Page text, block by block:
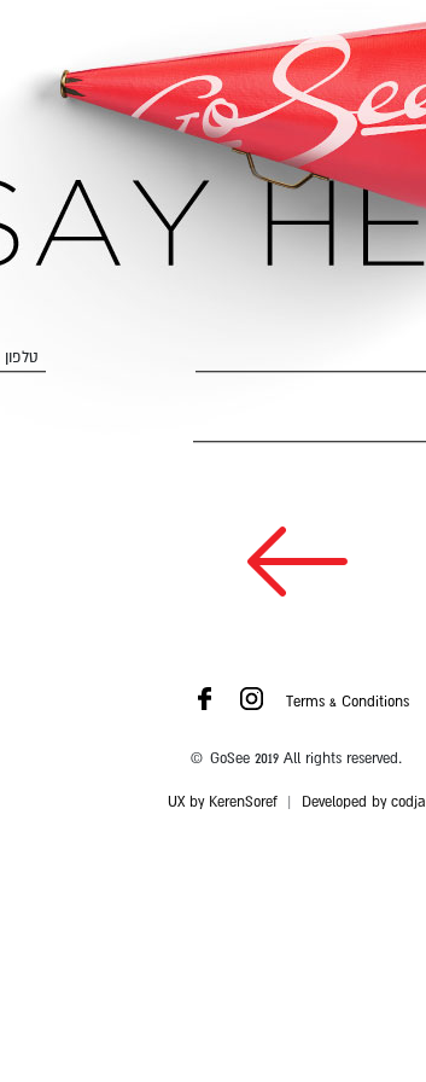
טלפון
Terms & Conditions
© GoSee 2019 All rights reserved.
UX by KerenSoref| Developed by codja